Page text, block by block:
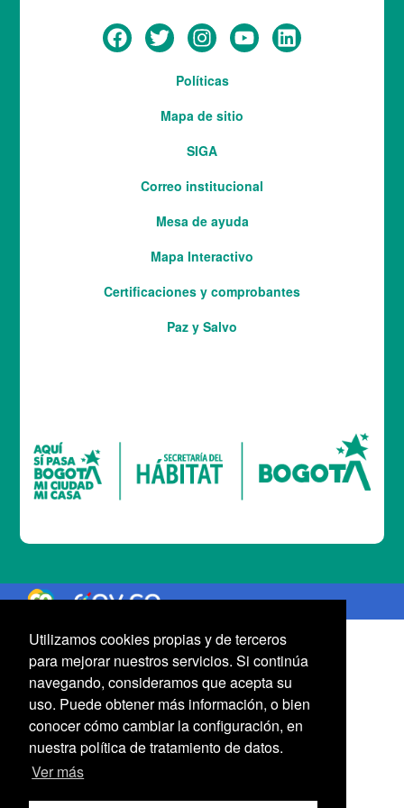
Utilizamos cookies propias y de terceros
para mejorar nuestros servicios. Si continúa
navegando, consideramos que acepta su
uso. Puede obtener más información, o bien
conocer cómo cambiar la configuración, en
nuestra política de tratamiento de datos.
Ver más
Políticas
Mapa de sitio
SIGA
Correo institucional
Mesa de ayuda
Mapa Interactivo
ServicesCertificaciones y comprobantes
Paz y Salvo
Logo marca ColombiaLogo Gobierno de Colombia